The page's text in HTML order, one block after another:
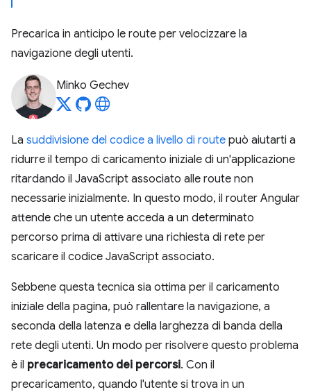
Precarica in anticipo le route per velocizzare la
navigazione degli utenti.
Minko Gechev
La suddivisione del codice a livello di route può aiutarti a
ridurre il tempo di caricamento iniziale di un'applicazione
ritardando il JavaScript associato alle route non
necessarie inizialmente. In questo modo, il router Angular
attende che un utente acceda a un determinato
percorso prima di attivare una richiesta di rete per
scaricare il codice JavaScript associato.
Sebbene questa tecnica sia ottima per il caricamento
iniziale della pagina, può rallentare la navigazione, a
seconda della latenza e della larghezza di banda della
rete degli utenti. Un modo per risolvere questo problema
è il precaricamento dei percorsi. Con il
precaricamento, quando l'utente si trova in un